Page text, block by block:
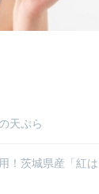
天ぷら
！茨城県産「紅